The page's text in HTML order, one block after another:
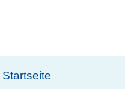
Startseite